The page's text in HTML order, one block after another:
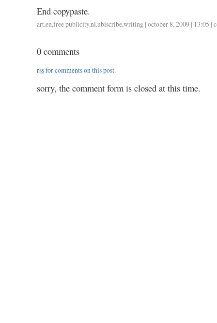
End copypaste.
art,en,free publicity,nl,ubiscribe,writing | october 8, 2009 | 13:05 |
0 comments
rssfor comments on this post.
sorry, the comment form is closed at this time.